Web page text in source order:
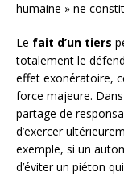
humaine » ne
Le fait d’un tiers
totalement le
effet exonératoire,
force majeure. Dans
partage de
d’exercer
exemple, si un
d’éviter un piéton